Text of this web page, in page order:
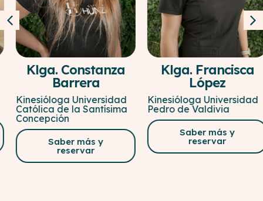
Klga. Constanza
Barrera
Kinesióloga Universidad
Católica de la Santísima
Concepción
Saber más y
reservar
Klga. Francisca
López
Kinesióloga Universidad
Pedro de Valdivia
Saber más y
reservar